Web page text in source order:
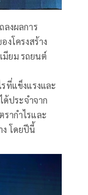
ลงผลการ
งโครงสร้าง
มียม รถยนต์
ที่แข็งแรงและ
ประจำจาก
ากำไรและ
โดยปีนี้